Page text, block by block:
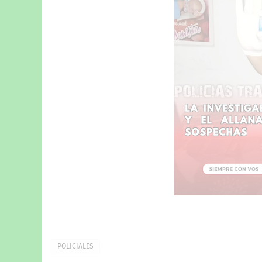
POLICIALES